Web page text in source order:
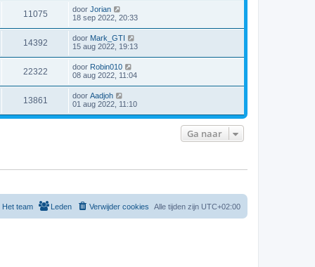
11075 door Jorian
18 sep 2022, 20:33
14392 door Mark_GTI
15 aug 2022, 19:13
22322 door Robin010
08 aug 2022, 11:04
13861 door Aadjoh
01 aug 2022, 11:10
Ga naar
Alle tijden zijn UTC+02:00
Verwijder cookies
Leden
Het team